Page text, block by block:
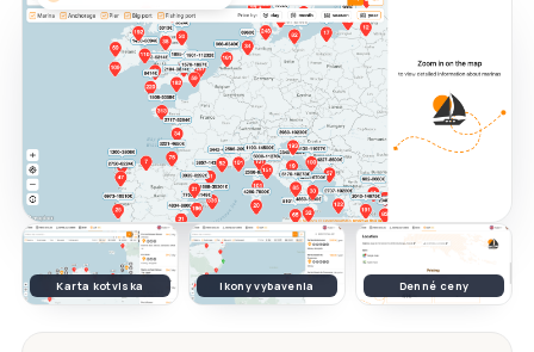
Karta kotviska Ikony vybavenia Denné ceny